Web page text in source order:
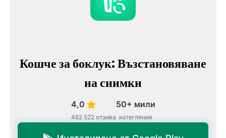
Кошче за боклук: Възстановяване
на снимки
4,0
462 522 отзива
50+ мили
изтегляния